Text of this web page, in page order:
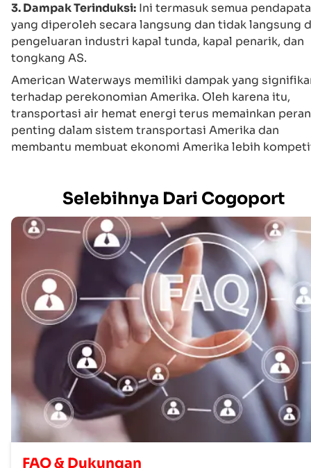
3. Dampak Terinduksi: Ini termasuk semua
yang diperoleh secara langsung dan tidak langsung
pengeluaran industri kapal tunda, kapal penarik, dan
tongkang AS.‍
American Waterways memiliki dampak yang
terhadap perekonomian Amerika. Oleh karena itu,
transportasi air hemat energi terus memainkan peran
penting dalam sistem transportasi Amerika dan
membantu membuat ekonomi Amerika lebih
Selebihnya Dari Cogoport
FAQ & Dukungan